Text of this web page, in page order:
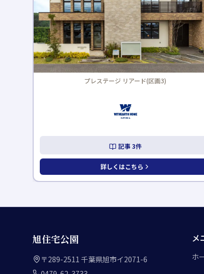
i-smart(区画4)
記事
詳しくはこちら
旭住宅公園
〒289-2511 千葉県旭市イ2071-6
メ
ホ